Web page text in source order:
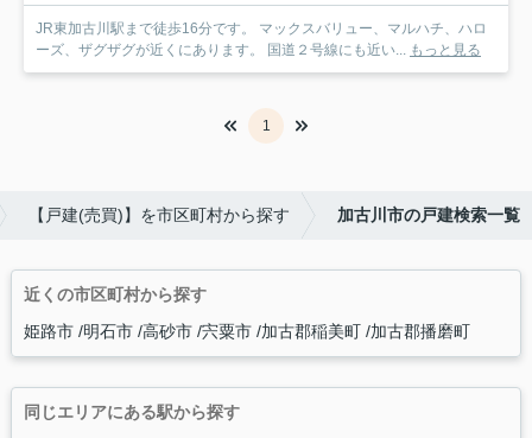
JR東加古川駅まで徒歩16分です。 マックスバリュー、マルハチ、ハロ
ーズ、ザグザグが近くにあります。 国道２号線にも近い... もっと見る
1
【戸建(売買)】を市区町村から探す 加古川市の戸建検索一覧
近くの市区町村から探す
姫路市 明石市 高砂市 宍粟市 加古郡稲美町 加古郡播磨町
同じエリアにある駅から探す